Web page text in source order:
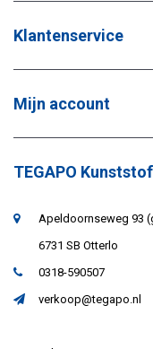
Klantenservice
Mijn account
TEGAPO
Apeldoornseweg 93
6731 SB Otterlo
0318-590507
verkoop@tegapo.nl